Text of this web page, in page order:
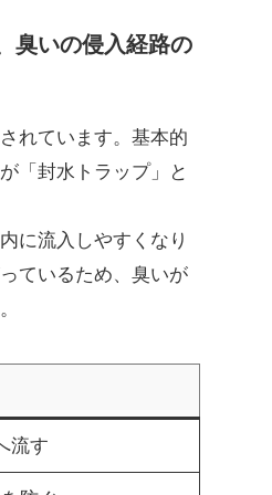
臭いの侵入経路の
れています。基本的
「封水トラップ」と
に流入しやすくなり
ているため、臭いが
流す